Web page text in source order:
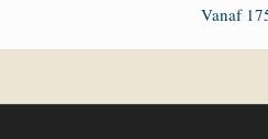
Vanaf